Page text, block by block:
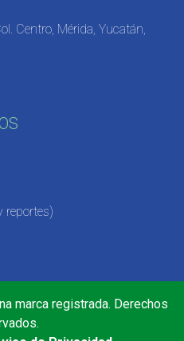
Centro, Mérida, Yucatán,
reportes)
marca registrada. Derechos